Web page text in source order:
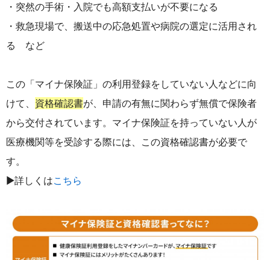
・突然の手術・入院でも高額支払いが不要になる
・救急現場で、搬送中の応急処置や病院の選定に活用され
る など
この「マイナ保険証」の利用登録をしていない人などに向
けて、 資格確認書が、申請の有無に関わらず無償で保険者
から交付されています。マイナ保険証を持っていない人が
医療機関等を受診する際には、この資格確認書が必要で
す。
▶詳しくはこちら